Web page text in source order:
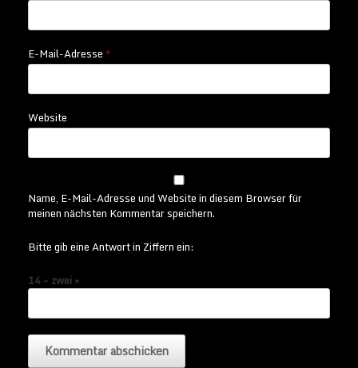
E-Mail-Adresse*
Website
Name, E-Mail-Adresse und Website in diesem Browser für
meinen nächsten Kommentar speichern.
Bitte gib eine Antwort in Ziffern ein:
14 − zwei =